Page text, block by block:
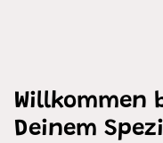
Willkommen
Deinem